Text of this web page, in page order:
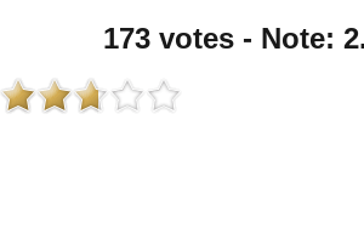
173 votes - Note: